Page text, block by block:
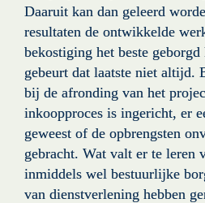
Daaruit kan dan geleerd
resultaten de ontwikkelde
bekostiging het beste
gebeurt dat laatste niet altijd.
bij de afronding van het
inkoopproces is ingericht, er
geweest of de opbrengsten
gebracht. Wat valt er te leren
inmiddels wel bestuurlijke
van dienstverlening hebben